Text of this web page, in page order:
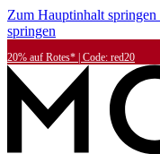
Zum Hauptinhalt springen
springen
20% auf Rotes* | Code: red20